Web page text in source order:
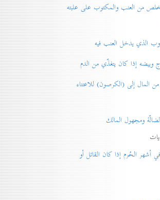
من العنب والمكتوب على علبته
يدخل العنب فيه
إذا كان يتغذّي من الدم
إلی (الكرصون) للاعتناء
ومجهول المالك
الحُرم إذا كان القاتل أو